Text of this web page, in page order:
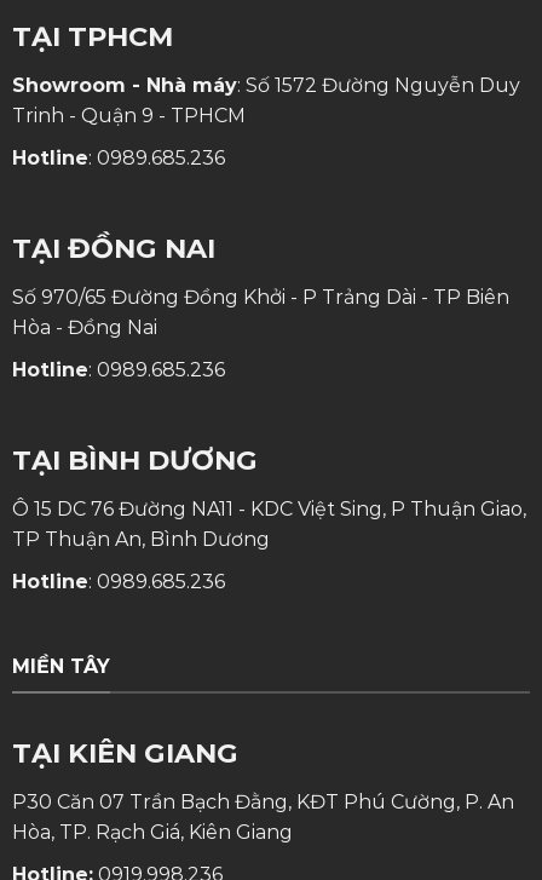
TẠI TPHCM
Showroom - Nhà máy: Số 1572 Đường Nguyễn Duy
Trinh - Quận 9 - TPHCM
Hotline: 0989.685.236
TẠI ĐỒNG NAI
Số 970/65 Đường Đồng Khởi - P Trảng Dài - TP Biên
Hòa - Đồng Nai
Hotline: 0989.685.236
TẠI BÌNH DƯƠNG
Ô 15 DC 76 Đường NA11 - KDC Việt Sing, P Thuận Giao,
TP Thuận An, Bình Dương
Hotline: 0989.685.236
MIỀN TÂY
TẠI KIÊN GIANG
P30 Căn 07 Trần Bạch Đằng, KĐT Phú Cường, P. An
Hòa, TP. Rạch Giá, Kiên Giang
Hotline: 0919.998.236